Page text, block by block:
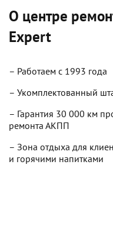
О центре
Expert
– Работаем с 1993 года
– Укомплектованный
– Гарантия 30 000 км
ремонта АКПП
– Зона отдыха для
и горячими напитками